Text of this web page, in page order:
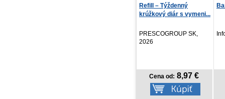
Barbie - modrý zošit
Infoa, 2026
Cena od: 4,49 €